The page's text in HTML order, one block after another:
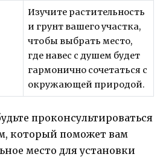
Изучите растительность
и грунт вашего участка,
чтобы выбрать место,
где навес с душем будет
гармонично сочетаться с
окружающей природой.
проконсультироваться
который поможет вам
место для установки